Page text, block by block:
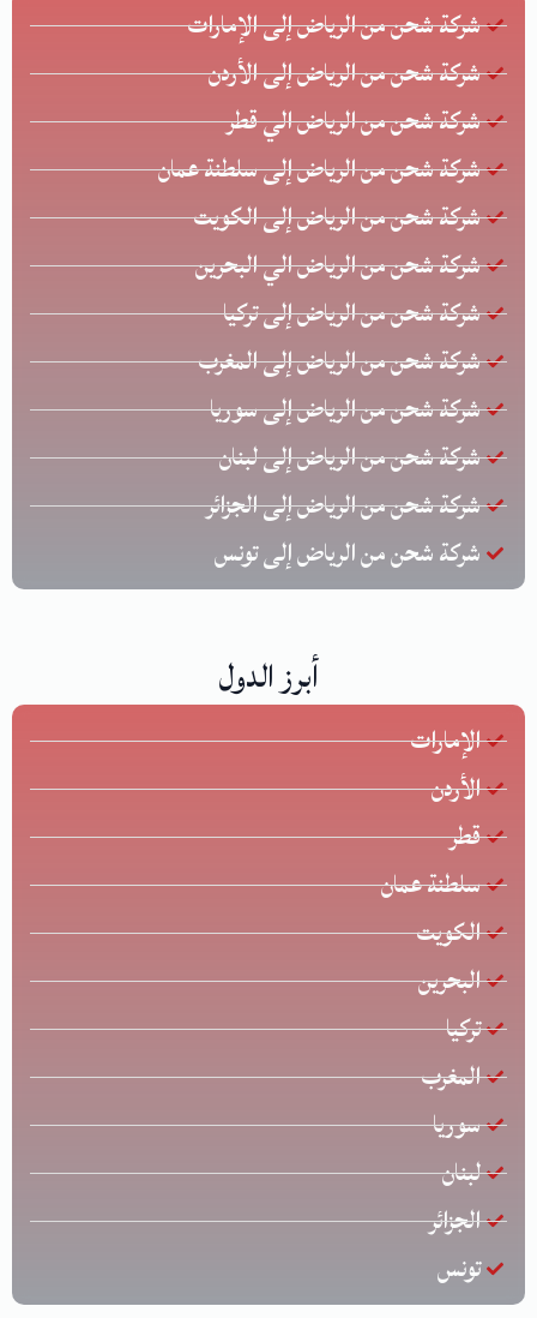
شركة شحن من الرياض إلى الإمارات
شركة شحن من الرياض إلى الأردن
شركة شحن من الرياض الي قطر
شركة شحن من الرياض إلى سلطنة عمان
شركة شحن من الرياض إلى الكويت
شركة شحن من الرياض الي البحرين
شركة شحن من الرياض إلى تركيا
شركة شحن من الرياض إلى المغرب
شركة شحن من الرياض إلى سوريا
شركة شحن من الرياض إلى لبنان
شركة شحن من الرياض إلى الجزائر
شركة شحن من الرياض إلى تونس
أبرز الدول
الإمارات
الأردن
قطر
سلطنة عمان
الكويت
البحرين
تركيا
المغرب
سوريا
لبنان
الجزائر
تونس